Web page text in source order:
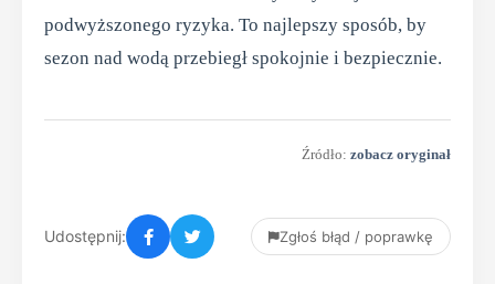
podwyższonego ryzyka. To najlepszy sposób, by
sezon nad wodą przebiegł spokojnie i bezpiecznie.
Źródło: zobacz oryginał
Udostępnij: Zgłoś błąd / poprawkę